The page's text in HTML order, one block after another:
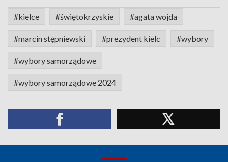
#kielce #świętokrzyskie #agata wojda
#marcin stępniewski #prezydent kielc #wybory
#wybory samorządowe
#wybory samorządowe 2024